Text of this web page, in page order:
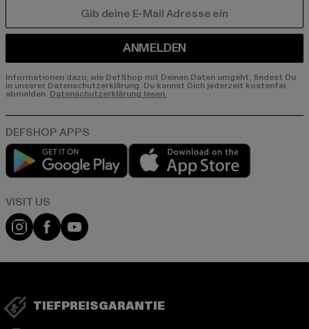
ANMELDEN
Informationen dazu, wie DefShop mit Deinen Daten umgeht, findest Du
in unserer Datenschutzerklärung. Du kannst Dich jederzeit kostenfei
abmelden. Datenschutzerklärung lesen.
Play market
Visit our Instagram page:
Visit our Facebook page:
Visit our YouTube channel:
TIEFPREISGARANTIE